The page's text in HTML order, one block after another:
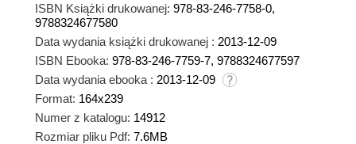
ISBN Książki drukowanej: 978-83-246-7758-0,
9788324677580
Data wydania książki drukowanej : 2013-12-09
ISBN Ebooka: 978-83-246-7759-7, 9788324677597
Data wydania ebooka : 2013-12-09
Format: 164x239
Numer z katalogu: 14912
Rozmiar pliku Pdf: 7.6MB